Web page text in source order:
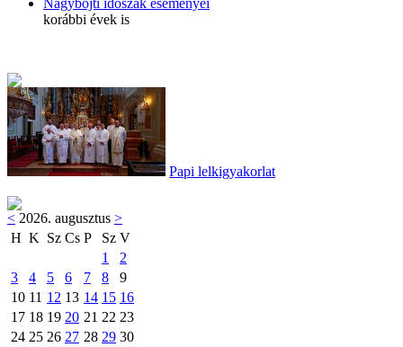
Nagyböjti időszak eseményei
korábbi évek is
Papi lelkigyakorlat
< 2026. augusztus >
H K Sz Cs P Sz V
1
2
3
4 5 6 7 8
9
10 11 12 13 14 15 16
17 18 19 20 21 22 23
24 25 26 27 28 29 30